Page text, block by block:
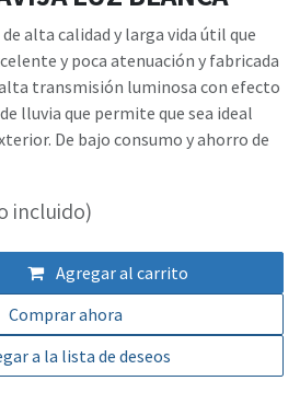
de alta calidad y larga vida útil que
y poca atenuación y fabricada
transmisión luminosa con efecto
lluvia que permite que sea ideal
De bajo consumo y ahorro de
incluido)
Agregar al carrito
Comprar ahora
a la lista de deseos